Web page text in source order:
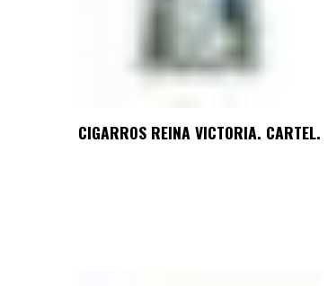
CIGARROS REINA VICTORIA. CARTEL.